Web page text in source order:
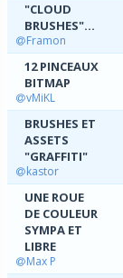
"CLOUD
BRUSHES"...
Framon
12 PINCEAUX
BITMAP
vMiKL
BRUSHES ET
ASSETS
"GRAFFITI"
kastor
UNE ROUE
DE COULEUR
SYMPA ET
LIBRE
Max P